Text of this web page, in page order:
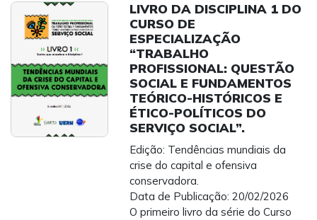
LIVRO DA DISCIPLINA 1 DO
CURSO DE
ESPECIALIZAÇÃO
“TRABALHO
PROFISSIONAL: QUESTÃO
SOCIAL E FUNDAMENTOS
TEÓRICO-HISTÓRICOS E
ÉTICO-POLÍTICOS DO
SERVIÇO SOCIAL”.
Edição: Tendências mundiais da
crise do capital e ofensiva
conservadora.
Data de Publicação: 20/02/2026
O primeiro livro da série do Curso